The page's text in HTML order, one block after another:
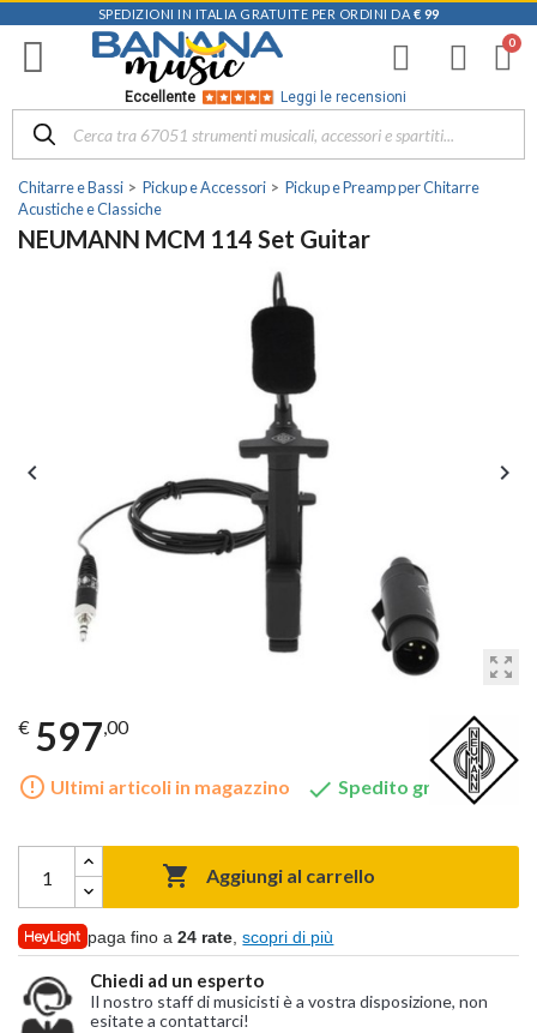
SPEDIZIONI IN ITALIA GRATUITE PER ORDINI DA € 99
Eccellente Leggi le recensioni
Chitarre e Bassi Pickup e Accessori
Pickup e Preamp per Chitarre
Acustiche e Classiche
NEUMANN MCM 114 Set Guitar
zoom_out_map
 
€ 597,00
error_outline Ultimi articoli in magazzino  Spedito gratis
 Aggiungi al carrello
paga fino a24 rate ,scopri di più
Chiedi ad un esperto
Il nostro staff di musicisti è a vostra disposizione, non
esitate a contattarci!